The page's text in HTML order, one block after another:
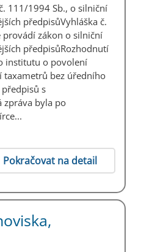
111/1994 Sb., o silniční
předpisůVyhláška č.
zákon o silniční
předpisůRozhodnutí
institutu o povolení
bez úředního
s
byla po
Pokračovat na detail